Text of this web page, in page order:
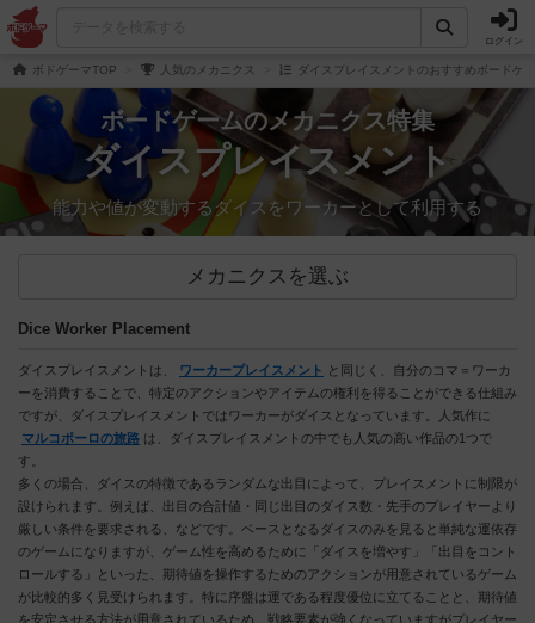
ログイン
ボドゲーマTOP 人気のメカニクス ダイスプレイスメントのおすすめボードゲ
ボードゲームのメカニクス特集
ダイスプレイスメント
能力や値が変動するダイスをワーカーとして利用する
メカニクスを選ぶ
Dice Worker Placement
ダイスプレイスメントは、 ワーカープレイスメント と同じく、自分のコマ＝ワーカ
ーを消費することで、特定のアクションやアイテムの権利を得ることができる仕組み
ですが、ダイスプレイスメントではワーカーがダイスとなっています。人気作に
マルコポーロの旅路 は、ダイスプレイスメントの中でも人気の高い作品の1つで
す。
多くの場合、ダイスの特徴であるランダムな出目によって、プレイスメントに制限が
設けられます。例えば、出目の合計値・同じ出目のダイス数・先手のプレイヤーより
厳しい条件を要求される、などです。ベースとなるダイスのみを見ると単純な運依存
のゲームになりますが、ゲーム性を高めるために「ダイスを増やす」「出目をコント
ロールする」といった、期待値を操作するためのアクションが用意されているゲーム
が比較的多く見受けられます。特に序盤は運である程度優位に立てることと、期待値
を安定させる方法が用意されているため、戦略要素が強くなっていますがプレイヤー